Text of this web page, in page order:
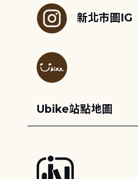
新北市圖IG
Ubike站點地圖